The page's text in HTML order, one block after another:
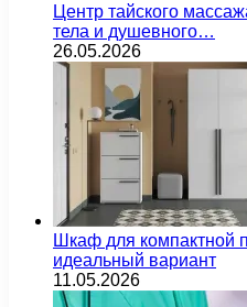
Центр тайского
тела и душевного…
26.05.2026
Шкаф для компактной
идеальный вариант
11.05.2026